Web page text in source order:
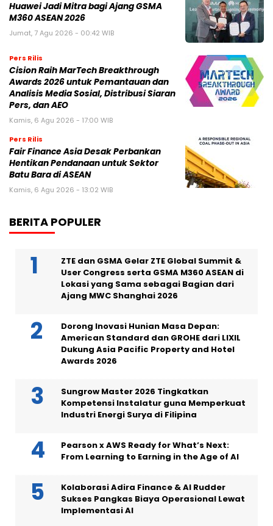
Huawei Jadi Mitra bagi Ajang GSMA
M360 ASEAN 2026
Jumat, 7 Agu 2026 - 00:42 WIB
Pers Rilis
Cision Raih MarTech Breakthrough
Awards 2026 untuk Pemantauan dan
Analisis Media Sosial, Distribusi Siaran
Pers, dan AEO
Kamis, 6 Agu 2026 - 17:00 WIB
Pers Rilis
Fair Finance Asia Desak Perbankan
Hentikan Pendanaan untuk Sektor
Batu Bara di ASEAN
Kamis, 6 Agu 2026 - 13:02 WIB
BERITA POPULER
ZTE dan GSMA Gelar ZTE Global Summit &
User Congress serta GSMA M360 ASEAN di
Lokasi yang Sama sebagai Bagian dari
Ajang MWC Shanghai 2026
Dorong Inovasi Hunian Masa Depan:
American Standard dan GROHE dari LIXIL
Dukung Asia Pacific Property and Hotel
Awards 2026
Sungrow Master 2026 Tingkatkan
Kompetensi Instalatur guna Memperkuat
Industri Energi Surya di Filipina
Pearson x AWS Ready for What’s Next:
From Learning to Earning in the Age of AI
Kolaborasi Adira Finance & AI Rudder
Sukses Pangkas Biaya Operasional Lewat
Implementasi AI